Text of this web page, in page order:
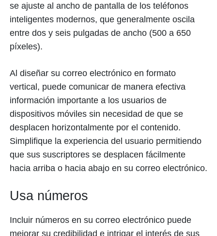
se ajuste al ancho de pantalla de los teléfonos
inteligentes modernos, que generalmente oscila
entre dos y seis pulgadas de ancho (500 a 650
píxeles).
Al diseñar su correo electrónico en formato
vertical, puede comunicar de manera efectiva
información importante a los usuarios de
dispositivos móviles sin necesidad de que se
desplacen horizontalmente por el contenido.
Simplifique la experiencia del usuario permitiendo
que sus suscriptores se desplacen fácilmente
hacia arriba o hacia abajo en su correo electrónico.
Usa números
Incluir números en su correo electrónico puede
mejorar su credibilidad e intrigar el interés de sus